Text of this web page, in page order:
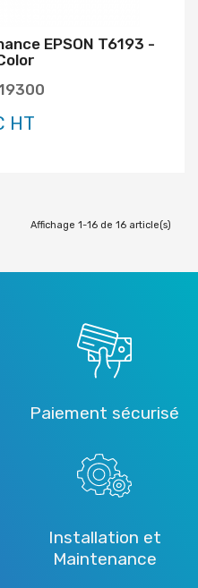
EPSON T6193 -
HT
Affichage 1-16 de 16 article(s)
Paiement sécurisé
Installation et
Maintenance